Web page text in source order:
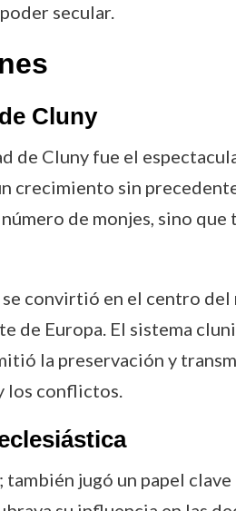
secular.
Cluny
de Cluny fue el
crecimiento sin
de monjes, sino
convirtió en el centro
de Europa. El sistema
la preservación y
los conflictos.
jugó un papel